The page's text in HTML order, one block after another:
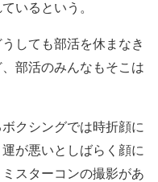
いるという。
しても部活を休まなき
部活のみんなもそこは
クシングでは時折顔に
が悪いとしばらく顔に
スターコンの撮影があ